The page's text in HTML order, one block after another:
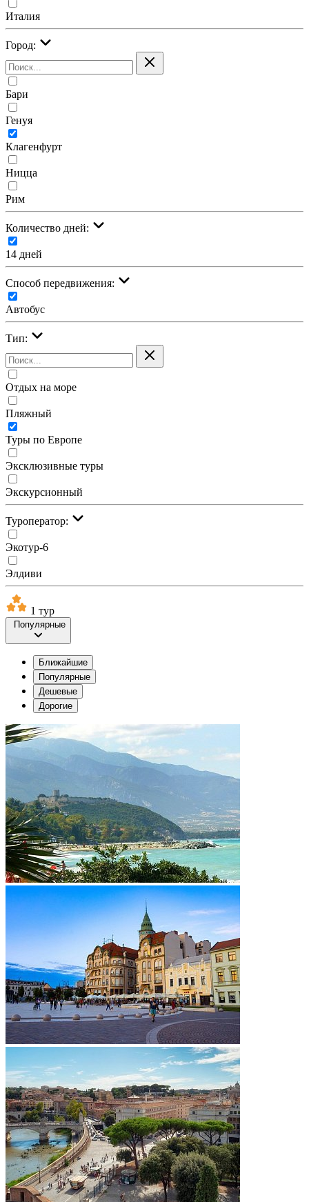
Италия
Город:
Бари
Генуя
Клагенфурт
Ницца
Рим
Количество дней:
14 дней
Cпособ передвижения:
Автобус
Тип:
Отдых на море
Пляжный
Туры по Европе
Эксклюзивные туры
Экскурсионный
Туроператор:
Экотур-6
Элдиви
1 тур
Популярные
Ближайшие
Популярные
Дешевые
Дорогие